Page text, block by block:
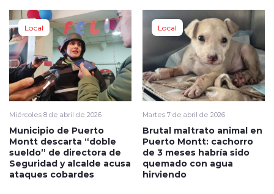
Local
Miércoles 8 de abril de 2026
Municipio de Puerto
Montt descarta “doble
sueldo” de directora de
Seguridad y alcalde acusa
ataques cobardes
Local
Martes 7 de abril de 2026
Brutal maltrato animal en
Puerto Montt: cachorro
de 3 meses habría sido
quemado con agua
hirviendo